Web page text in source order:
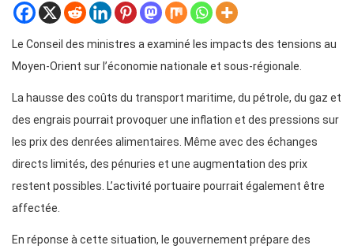
Le Conseil des ministres a examiné les impacts des tensions au
Moyen-Orient sur l’économie nationale et sous-régionale.
La hausse des coûts du transport maritime, du pétrole, du gaz et
des engrais pourrait provoquer une inflation et des pressions sur
les prix des denrées alimentaires. Même avec des échanges
directs limités, des pénuries et une augmentation des prix
restent possibles. L’activité portuaire pourrait également être
affectée.
En réponse à cette situation, le gouvernement prépare des